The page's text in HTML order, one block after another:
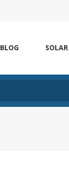
BLOG